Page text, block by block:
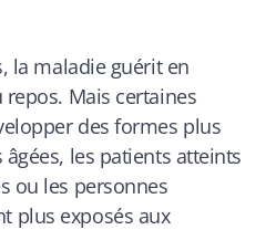
la maladie guérit en
Mais certaines
des formes plus
âgées, les patients atteints
ou les personnes
plus exposés aux